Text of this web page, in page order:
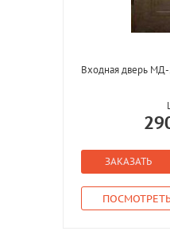
Входная дверь
ЗАКАЗАТЬ